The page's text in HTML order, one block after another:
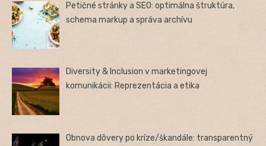
Petičné stránky a SEO: optimálna štruktúra,
schema markup a správa archívu
Diversity & Inclusion v marketingovej
komunikácii: Reprezentácia a etika
Obnova dôvery po kríze/škandále: transparentný